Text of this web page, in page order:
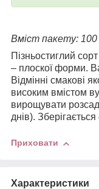
Вміст пакету: 100
Пізньостиглий
– плоскої форми.
Відмінні смакові
високим вмістом
вирощувати
днів). Зберігається
Приховати
Характеристики